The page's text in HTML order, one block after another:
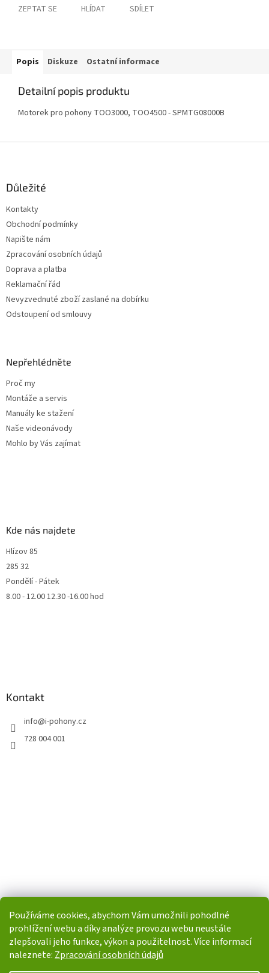
Používáme cookies, abychom Vám umožnili pohodlné
prohlížení webu a díky analýze provozu webu neustále
zlepšovali jeho funkce, výkon a použitelnost. Více informací
naleznete: Zpracování osobních údajů
ZEPTAT SE HLÍDAT SDÍLET
Popis Diskuze Ostatní informace
Detailní popis produktu
Motorek pro pohony TOO3000, TOO4500 - SPMTG08000B
Důležité
Kontakty
Obchodní podmínky
Napište nám
Zpracování osobních údajů
Doprava a platba
Reklamační řád
Nevyzvednuté zboží zaslané na dobírku
Odstoupení od smlouvy
Nepřehlédněte
Proč my
Montáže a servis
Manuály ke stažení
Naše videonávody
Mohlo by Vás zajímat
Kde nás najdete
Hlízov 85
285 32
Pondělí - Pátek
8.00 - 12.00 12.30 -16.00 hod
Kontakt
info@i-pohony.cz
728 004 001